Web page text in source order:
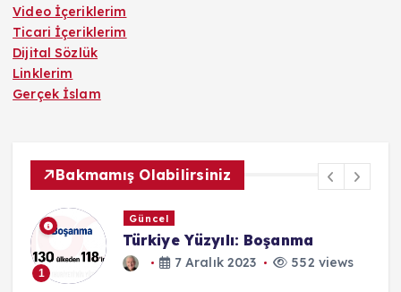
Video İçeriklerim
Ticari İçeriklerim
Dijital Sözlük
Linklerim
Gerçek İslam
Bakmamış Olabilirsiniz
1
Güncel
Türkiye Yüzyılı: Boşanma
7 Aralık 2023 552 views